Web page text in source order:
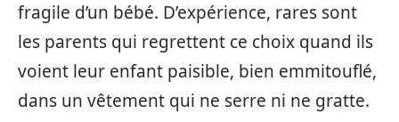
fragile d’un bébé. D’expérience, rares sont
les parents qui regrettent ce choix quand ils
voient leur enfant paisible, bien emmitouflé,
dans un vêtement qui ne serre ni ne gratte.